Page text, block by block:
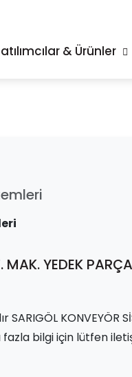
& Ürünler
YEDEK
KONVEYÖR
fazla bilgi için lütfen